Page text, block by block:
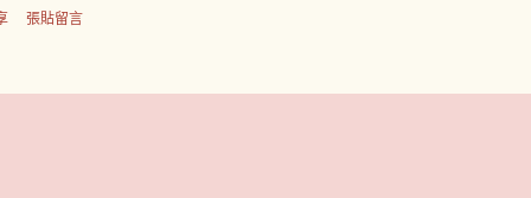
張貼留言